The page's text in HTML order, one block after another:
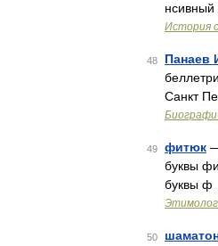
История
48 Панаев
Санкт
49 фитюк
буквы
буквы ф
50